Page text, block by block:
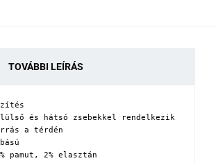
TOVÁBBI LEÍRÁS
és hátsó zsebekkel rendelkezik
a térdén
pamut, 2% elasztán